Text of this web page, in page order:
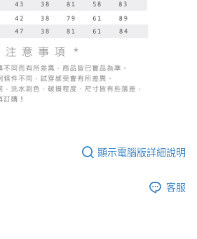
顯示電腦版詳細說明
客服